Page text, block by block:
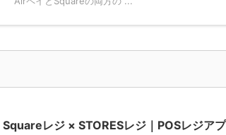
Squareレジ × STORESレジ｜POSレジア